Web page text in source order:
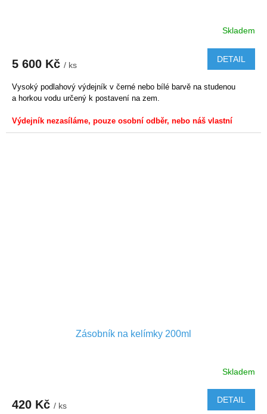
Skladem
5 600 Kč / ks
DETAIL
Vysoký podlahový výdejník v černé nebo bílé barvě na studenou
a horkou vodu určený k postavení na zem.
Výdejník nezasíláme, pouze osobní odběr, nebo náš vlastní
závoz do 40 km od provozovny v Olomouci.
Zásobník na kelímky 200ml
Skladem
420 Kč / ks
DETAIL